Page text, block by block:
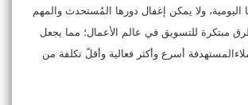
اليومية، ولا يمكن إغفال دورها المُستحدث والمهم
مبتكرة للتسويق في عالم الأعمال؛ مما يجعل
أسرع وأكثر فعالية وأقلّ تكلفة من